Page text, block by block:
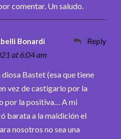
comentar. Un saludo.
Bonardi
at 6:04 am
Reply
Bastet (esa que tiene
vez de castigarlo por la
por la positiva… A mi
barata a la maldición el
nosotros no sea una